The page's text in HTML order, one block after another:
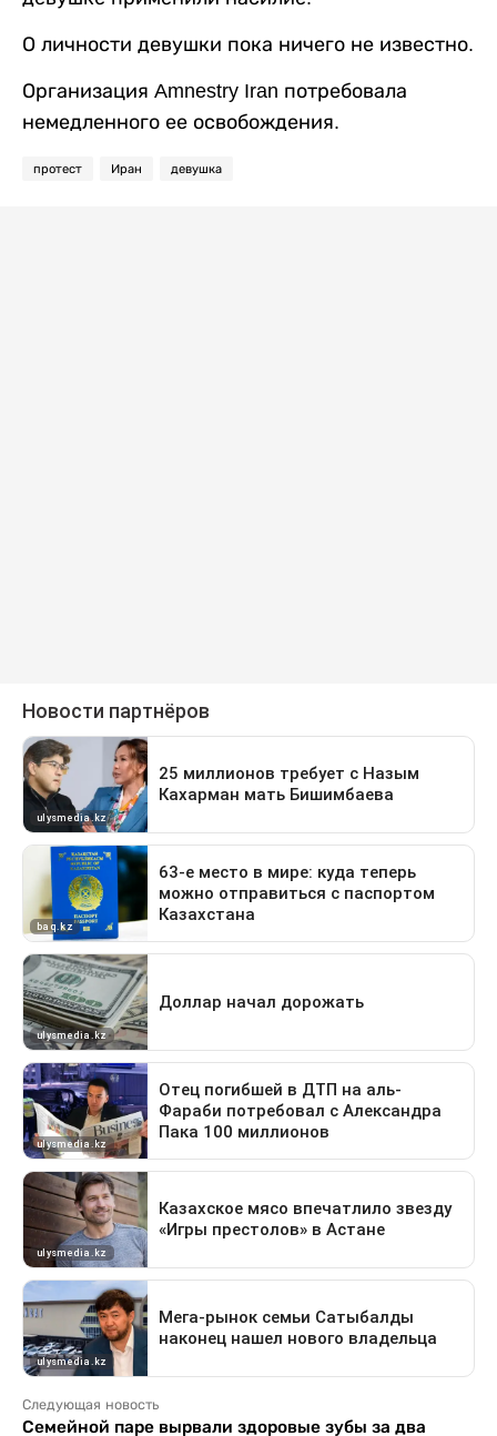
О личности девушки пока ничего не известно.
Организация Amnestry Iran потребовала
немедленного ее освобождения.
протест Иран девушка
Следующая новость
Семейной паре вырвали здоровые зубы за два